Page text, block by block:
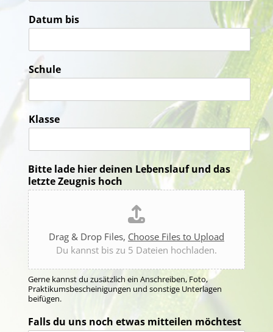
Datum bis
Schule
Klasse
Bitte lade hier deinen Lebenslauf und das
letzte Zeugnis hoch
Drag & Drop Files, Choose Files to Upload
Du kannst bis zu 5 Dateien hochladen.
Gerne kannst du zusätzlich ein Anschreiben, Foto,
Praktikumsbescheinigungen und sonstige Unterlagen
beifügen.
Falls du uns noch etwas mitteilen möchtest